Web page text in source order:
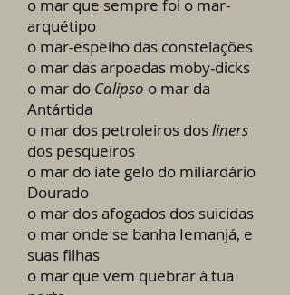
o mar que sempre foi o mar-
arquétipo
o mar-espelho das constelações
o mar das arpoadas moby-dicks
o mar do Calipso o mar da
Antártida
o mar dos petroleiros dosliners
dos pesqueiros
o mar do iate gelo do miliardário
Dourado
o mar dos afogados dos suicidas
o mar onde se banha Iemanjá, e
suas filhas
o mar que vem quebrar à tua